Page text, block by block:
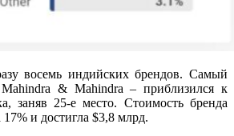
восемь индийских брендов. Самый
& Mahindra – приблизился к
заняв 25-е место. Стоимость бренда
и достигла $3,8 млрд.